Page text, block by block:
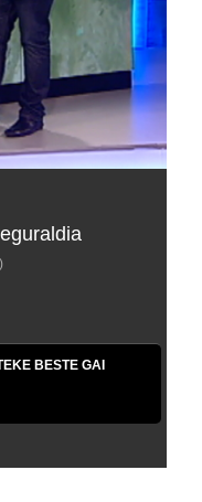
BESTE GAI